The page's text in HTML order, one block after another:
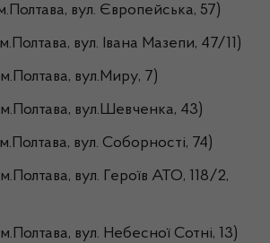
вул. Європейська, 57)
вул. Івана Мазепи, 47/11)
вул.Миру, 7)
вул.Шевченка, 43)
вул. Соборності, 74)
вул. Героїв АТО, 118/2,
вул. Небесної Сотні, 13)